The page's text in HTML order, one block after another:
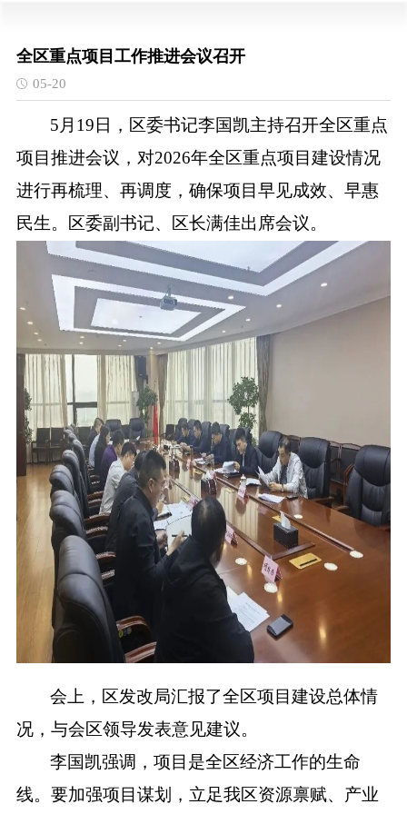
全区重点项目工作推进会议召开
05-20
5月19日，区委书记李国凯主持召开全区重点
项目推进会议，对2026年全区重点项目建设情况
进行再梳理、再调度，确保项目早见成效、早惠
民生。区委副书记、区长满佳出席会议。
会上，区发改局汇报了全区项目建设总体情
况，与会区领导发表意见建议。
李国凯强调，项目是全区经济工作的生命
线。要加强项目谋划，立足我区资源禀赋、产业